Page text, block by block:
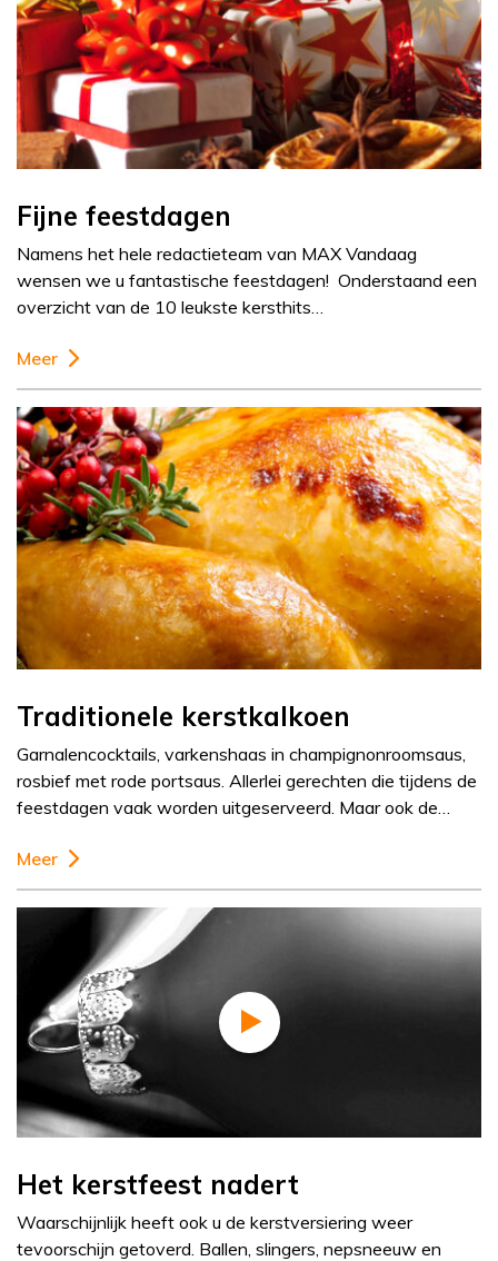
Fijne feestdagen
Namens het hele redactieteam van MAX Vandaag
wensen we u fantastische feestdagen! Onderstaand een
overzicht van de 10 leukste kersthits…
Meer
Traditionele kerstkalkoen
Garnalencocktails, varkenshaas in champignonroomsaus,
rosbief met rode portsaus. Allerlei gerechten die tijdens de
feestdagen vaak worden uitgeserveerd. Maar ook de…
Meer
Het kerstfeest nadert
Waarschijnlijk heeft ook u de kerstversiering weer
tevoorschijn getoverd. Ballen, slingers, nepsneeuw en